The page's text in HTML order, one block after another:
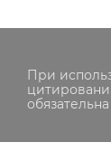
При